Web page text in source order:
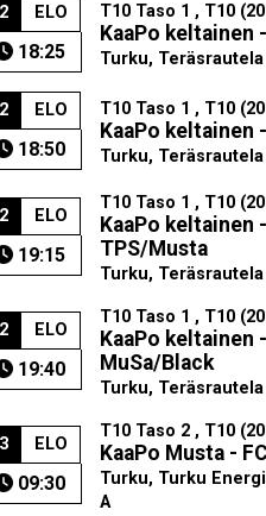
ELO
18:25
T10 Taso 1 , T10
KaaPo keltainen
Turku, Teräsrautela
ELO
18:50
T10 Taso 1 , T10
KaaPo keltainen
Turku, Teräsrautela
ELO
19:15
T10 Taso 1 , T10
KaaPo keltainen -
TPS/Musta
Turku, Teräsrautela
ELO
19:40
T10 Taso 1 , T10
KaaPo keltainen -
MuSa/Black
Turku, Teräsrautela
ELO
09:30
T10 Taso 2 , T10
KaaPo Musta -
Turku, Turku
A